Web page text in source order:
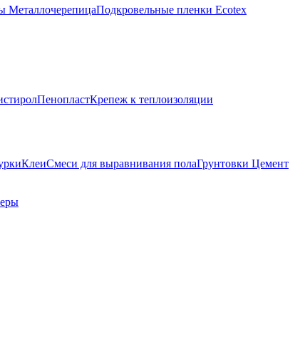
МеталлочерепицаПодкровельные пленки Ecotex
ПенопластКрепеж к теплоизоляции
КлеиСмеси для выравнивания полаГрунтовки Цемент